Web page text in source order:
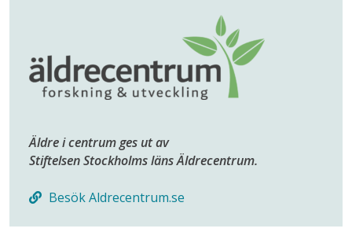
Äldre i centrum ges ut av
Stiftelsen Stockholms läns Äldrecentrum.
Besök Aldrecentrum.se